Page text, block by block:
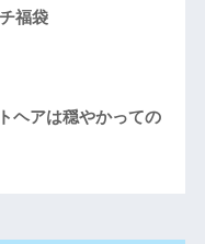
福袋
ヘアは穏やかっての